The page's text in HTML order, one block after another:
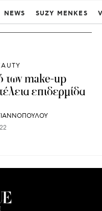
NEWS SUZY MENKES
των make-up
επιδερμίδα